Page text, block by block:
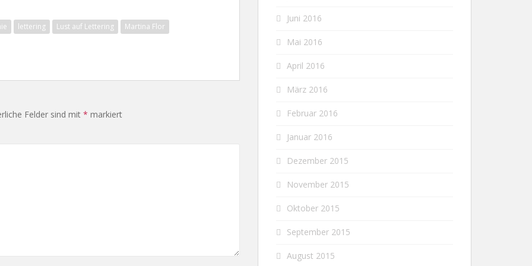
lettering Lust auf Lettering
Martina Flor
Felder sind mit * markiert
Juni 2016
Mai 2016
April 2016
März 2016
Februar 2016
Januar 2016
Dezember 2015
November 2015
Oktober 2015
September 2015
August 2015